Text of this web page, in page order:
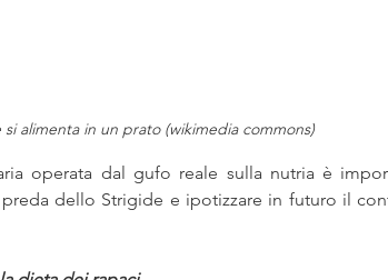
alimenta in un prato (wikimedia commons)
operata dal gufo reale sulla nutria è
dello Strigide e ipotizzare in futuro il